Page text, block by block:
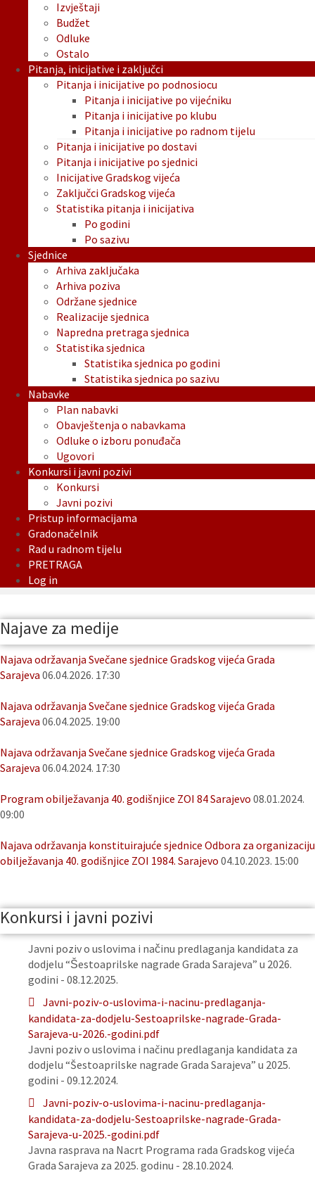
Izvještaji
Budžet
Odluke
Ostalo
Pitanja, inicijative i zaključci
Pitanja i inicijative po podnosiocu
Pitanja i inicijative po vijećniku
Pitanja i inicijative po klubu
Pitanja i inicijative po radnom tijelu
Pitanja i inicijative po dostavi
Pitanja i inicijative po sjednici
Inicijative Gradskog vijeća
Zaključci Gradskog vijeća
Statistika pitanja i inicijativa
Po godini
Po sazivu
Sjednice
Arhiva zaključaka
Arhiva poziva
Održane sjednice
Realizacije sjednica
Napredna pretraga sjednica
Statistika sjednica
Statistika sjednica po godini
Statistika sjednica po sazivu
Nabavke
Plan nabavki
Obavještenja o nabavkama
Odluke o izboru ponuđača
Ugovori
Konkursi i javni pozivi
Konkursi
Javni pozivi
Pristup informacijama
Gradonačelnik
Rad u radnom tijelu
PRETRAGA
Log in
Najave za medije
Najava održavanja Svečane sjednice Gradskog vijeća Grada
Sarajeva 06.04.2026. 17:30
Najava održavanja Svečane sjednice Gradskog vijeća Grada
Sarajeva 06.04.2025. 19:00
Najava održavanja Svečane sjednice Gradskog vijeća Grada
Sarajeva 06.04.2024. 17:30
Program obilježavanja 40. godišnjice ZOI 84 Sarajevo 08.01.2024.
09:00
Najava održavanja konstituirajuće sjednice Odbora za organizaciju
obilježavanja 40. godišnjice ZOI 1984. Sarajevo 04.10.2023. 15:00
Konkursi i javni pozivi
Javni poziv o uslovima i načinu predlaganja kandidata za
dodjelu “Šestoaprilske nagrade Grada Sarajeva” u 2026.
godini - 08.12.2025.
Javni-poziv-o-uslovima-i-nacinu-predlaganja-
kandidata-za-dodjelu-Sestoaprilske-nagrade-Grada-
Sarajeva-u-2026.-godini.pdf
Javni poziv o uslovima i načinu predlaganja kandidata za
dodjelu “Šestoaprilske nagrade Grada Sarajeva” u 2025.
godini - 09.12.2024.
Javni-poziv-o-uslovima-i-nacinu-predlaganja-
kandidata-za-dodjelu-Sestoaprilske-nagrade-Grada-
Sarajeva-u-2025.-godini.pdf
Javna rasprava na Nacrt Programa rada Gradskog vijeća
Grada Sarajeva za 2025. godinu - 28.10.2024.